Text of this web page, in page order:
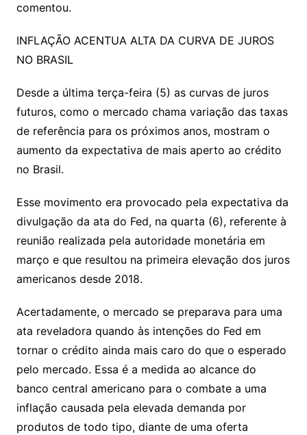
comentou.
INFLAÇÃO ACENTUA ALTA DA CURVA DE JUROS
NO BRASIL
Desde a última terça-feira (5) as curvas de juros
futuros, como o mercado chama variação das taxas
de referência para os próximos anos, mostram o
aumento da expectativa de mais aperto ao crédito
no Brasil.
Esse movimento era provocado pela expectativa da
divulgação da ata do Fed, na quarta (6), referente à
reunião realizada pela autoridade monetária em
março e que resultou na primeira elevação dos juros
americanos desde 2018.
Acertadamente, o mercado se preparava para uma
ata reveladora quando às intenções do Fed em
tornar o crédito ainda mais caro do que o esperado
pelo mercado. Essa é a medida ao alcance do
banco central americano para o combate a uma
inflação causada pela elevada demanda por
produtos de todo tipo, diante de uma oferta